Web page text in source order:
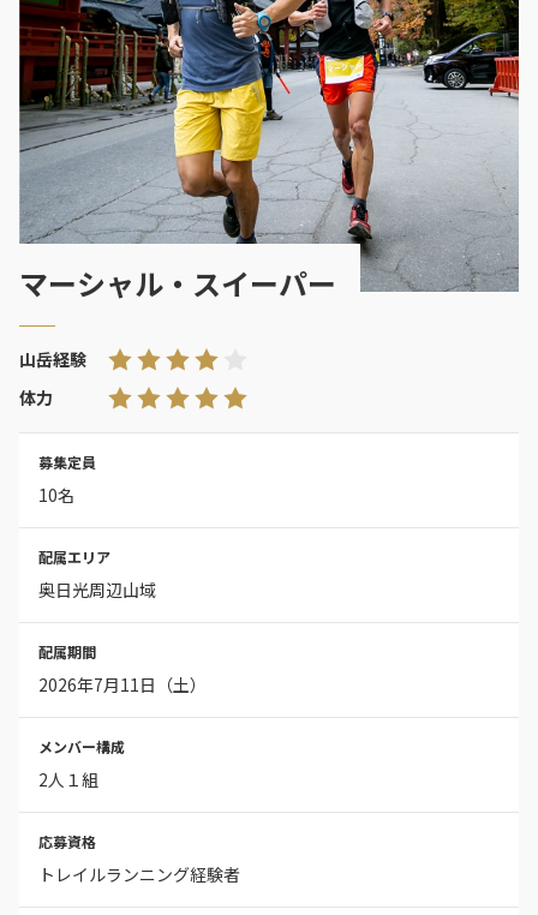
マーシャル・スイーパー
山岳経験
体力
募集定員
10名
配属エリア
奥日光周辺山域
配属期間
2026年7月11日（土）
メンバー構成
2人１組
応募資格
トレイルランニング経験者